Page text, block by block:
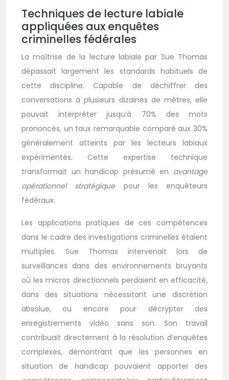
Techniques de lecture labiale
appliquées aux enquêtes
criminelles fédérales
La maîtrise de la lecture labiale par Sue Thomas
dépassait largement les standards habituels de
cette discipline. Capable de déchiffrer des
conversations à plusieurs dizaines de mètres, elle
pouvait interpréter jusqu’à 70% des mots
prononcés, un taux remarquable comparé aux 30%
généralement atteints par les lecteurs labiaux
expérimentés. Cette expertise technique
transformait un handicap présumé en avantage
opérationnel stratégique pour les enquêteurs
fédéraux.
Les applications pratiques de ces compétences
dans le cadre des investigations criminelles étaient
multiples. Sue Thomas intervenait lors de
surveillances dans des environnements bruyants
où les micros directionnels perdaient en efficacité,
dans des situations nécessitant une discrétion
absolue, ou encore pour décrypter des
enregistrements vidéo sans son. Son travail
contribuait directement à la résolution d’enquêtes
complexes, démontrant que les personnes en
situation de handicap pouvaient apporter des